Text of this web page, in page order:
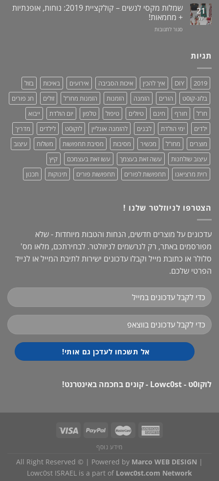
תערובת
צמחים
מוצר
גאוני
ומציל
חיים!
/
מעמד
לאוזניות
–
21
יול
שמלות מקסי לנשים – קולקציית 2019: נוחות, אופנתיות
+ מחמאות!
סגור לתגובות
2019:
נוחות,
אופנתיות
+
מחמאות!
תגיות
2019
DIY איך להכין איכות הסביבה אירועים באיכות
בזול
בלוג-קו0ט
הורים הזמנה הזמנות הזמנות מחו"ל זולים
חג פורים
חו"ל
חורף חינם טיולים טיפול טלפון יום הולדת
ייבוא
ילדים
ימי הולדת לבנים להזמנה אונליין לוקו0ט לילדים
מדריך
מוצרים
מחו"ל מכשיר מסיבות מסיבת תחפושות משלוח
עיצוב
עיצוב שולחנות
עשה זאת בעצמך עשו זאת בעצמכם
קיץ
רוית מרציאנו
תחפושות לפורים תחפושות פורים תינוקות תכנון
הצטרפו לניוזלטר שלנו !
עדכונים על מוצרים חדשים, הנחות והטבות מיוחדות - שלא
מפורסמים באתר, רק לנרשמים לניזולטר. לבחירתכם, מלאו מס'
סלולר או כתובת מייל וקבלו עדכונים ישירות לתיבת המייל או לנייד
הפרטי שלכם.
לוקו0ט - Lowc0st - קונים בחכמה באינטרנט!
מידע נוסף
All Right Reserved © | Powered by Marco WEB DESIGN |
Lowc0st ISRAEL is a part of Lowc0st.com Network